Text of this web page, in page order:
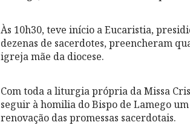
Às 10h30, teve início a Eucaristia,
dezenas de sacerdotes, preencheram
igreja mãe da diocese.
Com toda a liturgia própria da Missa
seguir à homilia do Bispo de Lamego
renovação das promessas sacerdotais.